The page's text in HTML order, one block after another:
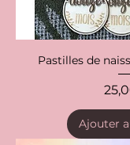
Pastilles de
Prix
Ajouter